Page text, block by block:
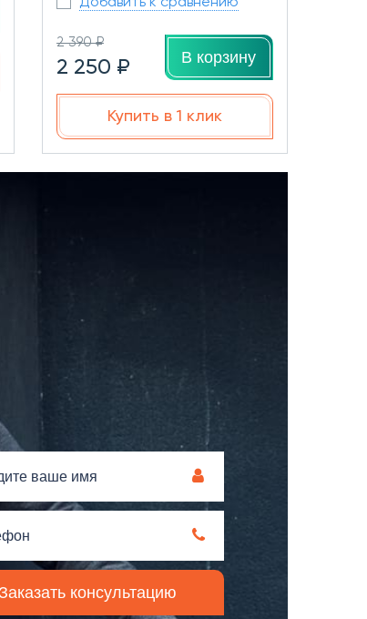
2 390 ₽
2 250 ₽ В корзину
Купить в 1 клик